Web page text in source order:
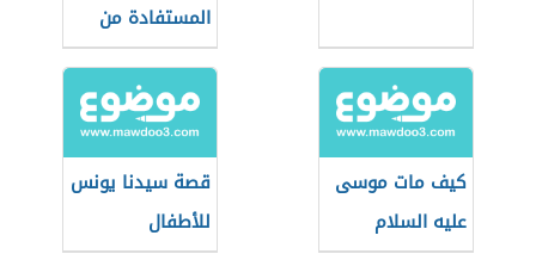
المستفادة من
قصة يعقوب عليه
السلام
كيف مات موسى
عليه السلام
قصة سيدنا يونس
للأطفال